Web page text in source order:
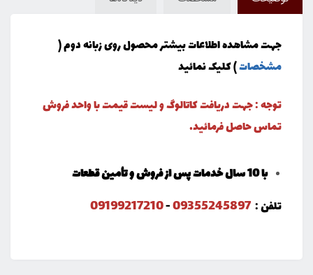
جهت مشاهده اطلاعات بیشتر محصول روی زبانه دوم (
مشخصات) کلیک نمائید
توجه : جهت دریافت کاتالوگ و لیست قیمت با واحد فروش
تماس حاصل فرمائید.
با 10 سال خدمات پس از فروش و تأمین قطعات
تلفن : 09355245897
-
09199217210